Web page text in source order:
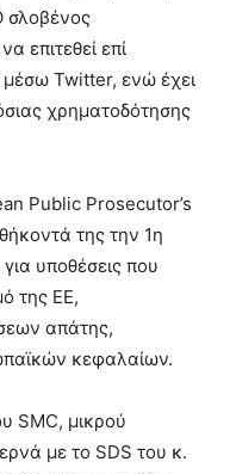
σλοβένος
επιτεθεί επί
Twitter, ενώ έχει
χρηματοδότησης
Public Prosecutor’s
της την 1η
για υποθέσεις που
της ΕΕ,
απάτης,
κεφαλαίων.
SMC, μικρού
με το SDS του κ.